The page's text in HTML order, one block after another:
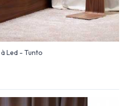
Led - Tunto